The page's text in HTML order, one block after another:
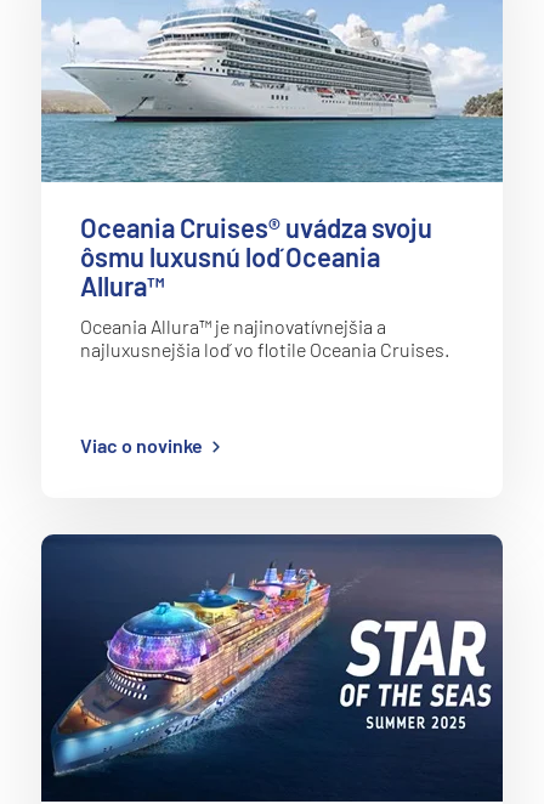
Oceania Cruises® uvádza svoju
ôsmu luxusnú loď Oceania
Allura™
Oceania Allura™ je najinovatívnejšia a
najluxusnejšia loď vo flotile Oceania Cruises.
Viac o novinke